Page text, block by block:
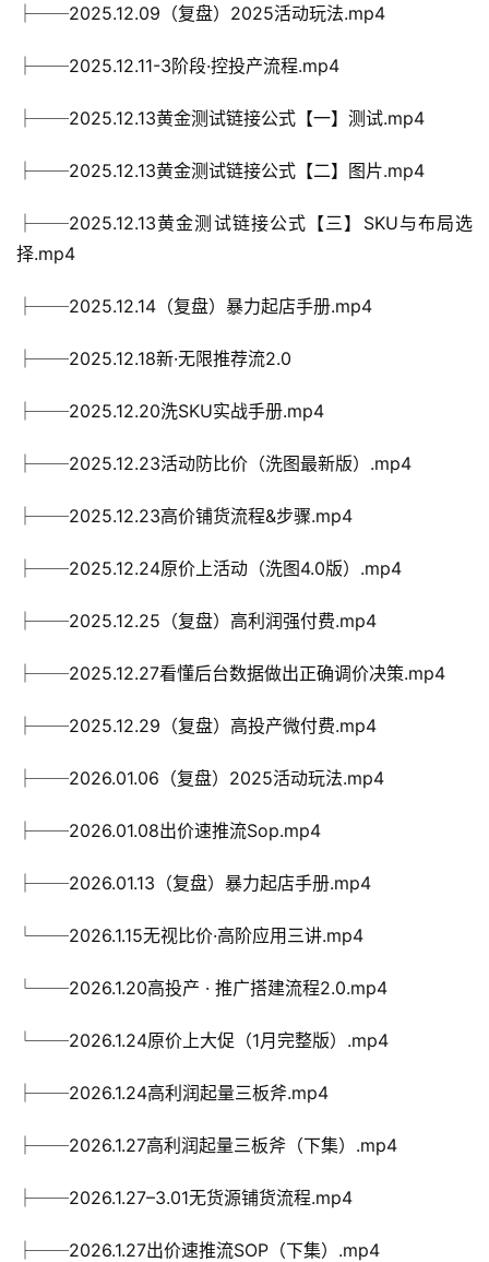
├──2025.12.09（复盘）2025活动玩法.mp4
├──2025.12.11-3阶段·控投产流程.mp4
├──2025.12.13黄金测试链接公式【一】测试.mp4
├──2025.12.13黄金测试链接公式【二】图片.mp4
├──2025.12.13黄金测试链接公式【三】SKU与布局选
择.mp4
├──2025.12.14（复盘）暴力起店手册.mp4
├──2025.12.18新·无限推荐流2.0
├──2025.12.20洗SKU实战手册.mp4
├──2025.12.23活动防比价（洗图最新版）.mp4
├──2025.12.23高价铺货流程&步骤.mp4
├──2025.12.24原价上活动（洗图4.0版）.mp4
├──2025.12.25（复盘）高利润强付费.mp4
├──2025.12.27看懂后台数据做出正确调价决策.mp4
├──2025.12.29（复盘）高投产微付费.mp4
├──2026.01.06（复盘）2025活动玩法.mp4
├──2026.01.08出价速推流Sop.mp4
├──2026.01.13（复盘）暴力起店手册.mp4
└──2026.1.15无视比价·高阶应用三讲.mp4
└──2026.1.20高投产 · 推广搭建流程2.0.mp4
└──2026.1.24原价上大促（1月完整版）.mp4
├──2026.1.24高利润起量三板斧.mp4
├──2026.1.27高利润起量三板斧（下集）.mp4
├──2026.1.27–3.01无货源铺货流程.mp4
├──2026.1.27出价速推流SOP（下集）.mp4